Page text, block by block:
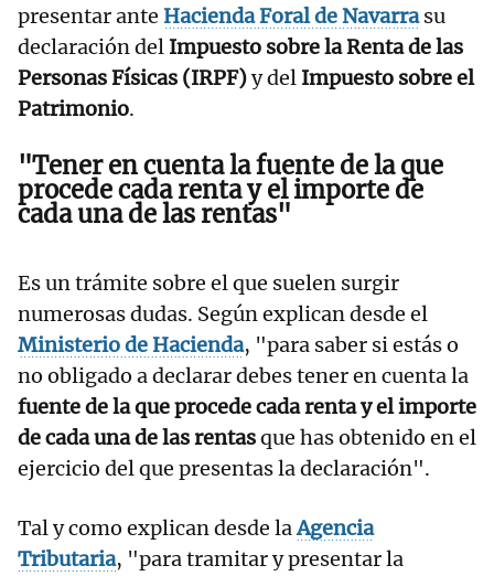
presentar ante Hacienda Foral de Navarra su
declaración del Impuesto sobre la Renta de las
Personas Físicas (IRPF)y del Impuesto sobre el
Patrimonio.
"Tener en cuenta la fuente de la que
procede cada renta y el importe de
cada una de las rentas"
Es un trámite sobre el que suelen surgir
numerosas dudas. Según explican desde el
Ministerio de Hacienda, "para saber si estás o
no obligado a declarar debes tener en cuenta la
fuente de la que procede cada renta y el importe
de cada una de las rentasque has obtenido en el
ejercicio del que presentas la declaración".
Tal y como explican desde laAgencia
Tributaria, "para tramitar y presentar la